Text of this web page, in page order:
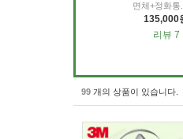
면체+정화통
135,000
리뷰 7
99 개의 상품이 있습니다.